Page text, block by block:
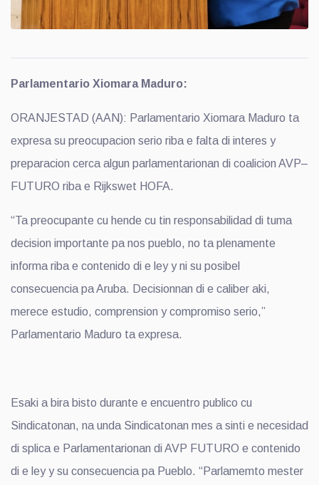
Parlamentario Xiomara Maduro:
ORANJESTAD (AAN): Parlamentario Xiomara Maduro ta
expresa su preocupacion serio riba e falta di interes y
preparacion cerca algun parlamentarionan di coalicion AVP–
FUTURO riba e Rijkswet HOFA.
“Ta preocupante cu hende cu tin responsabilidad di tuma
decision importante pa nos pueblo, no ta plenamente
informa riba e contenido di e ley y ni su posibel
consecuencia pa Aruba. Decisionnan di e caliber aki,
merece estudio, comprension y compromiso serio,”
Parlamentario Maduro ta expresa.
Esaki a bira bisto durante e encuentro publico cu
Sindicatonan, na unda Sindicatonan mes a sinti e necesidad
di splica e Parlamentarionan di AVP FUTURO e contenido
di e ley y su consecuencia pa Pueblo. “Parlamemto mester